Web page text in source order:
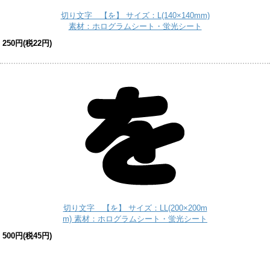
切り文字 【を】 サイズ：L(140×140mm)
素材：ホログラムシート・蛍光シート
250円(税22円)
切り文字 【を】 サイズ：LL(200×200m
m) 素材：ホログラムシート・蛍光シート
500円(税45円)